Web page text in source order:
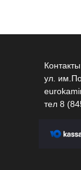
ул.
тел 8